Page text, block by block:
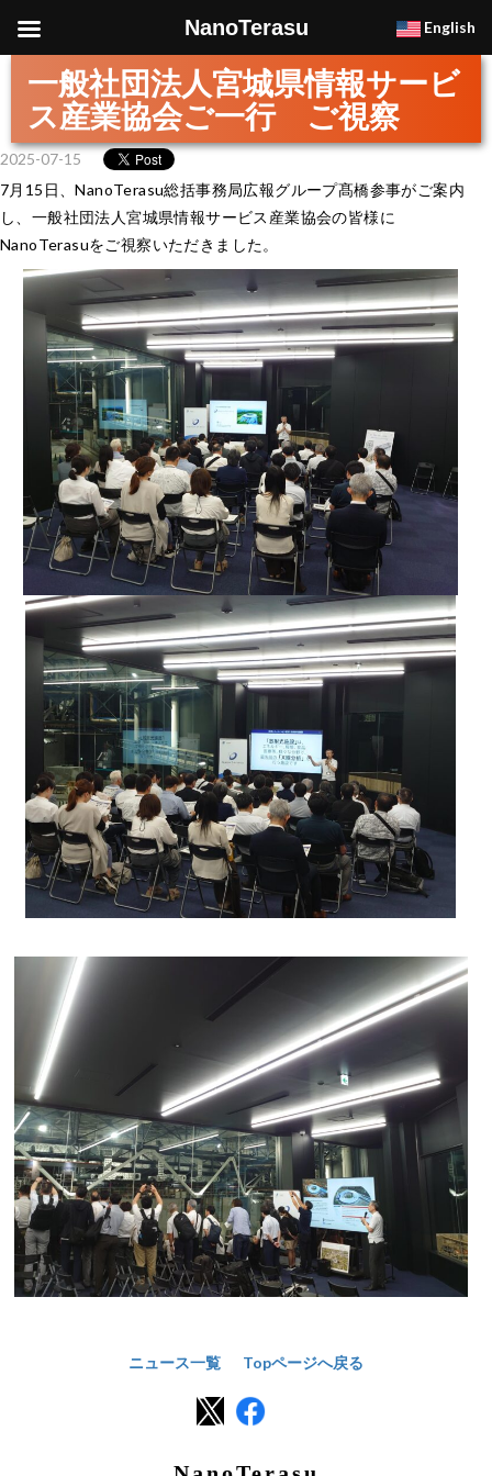
一般社団法人宮城県情報サービ
ス産業協会ご一行 ご視察
2025-07-15
7月15日、NanoTerasu総括事務局広報グループ髙橋参事がご案内
し、一般社団法人宮城県情報サービス産業協会の皆様に
NanoTerasuをご視察いただきました。
ニュース一覧 Topページへ戻る
NanoTerasu English